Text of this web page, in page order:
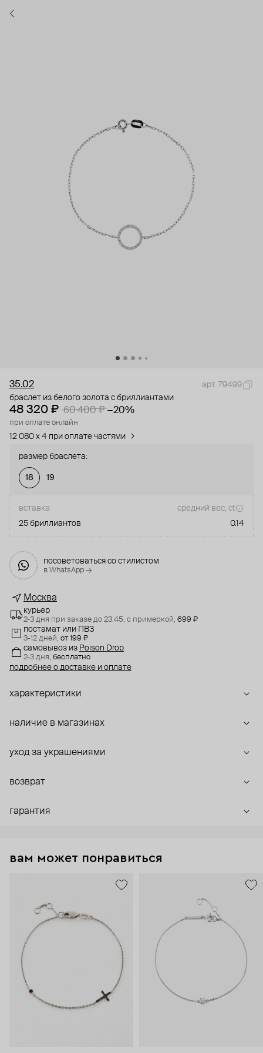
35.02
арт. 79499
браслет из белого золота с бриллиантами
48 320 ₽ 60 400 ₽ −20%
при оплате онлайн
12 080 x 4 при оплате частями
размер браслета:
18 19
вставка
средний вес, ct
25 бриллиантов
0.14
посоветоваться со стилистом
в WhatsApp →
Москва
курьер
2-3 дня при заказе до 23:45, с примеркой, 699 ₽
постамат или ПВЗ
3-12 дней, от 199 ₽
самовывоз из Poison Drop
2-3 дня, бесплатно
подробнее о доставке и оплате
характеристики
наличие в магазинах
уход за украшениями
возврат
гарантия
вам может понравиться